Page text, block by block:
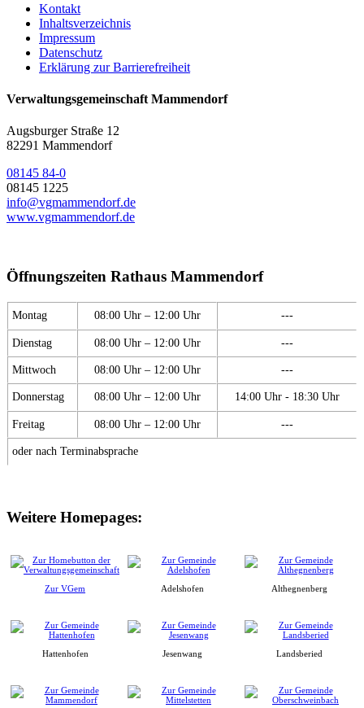
Kontakt
Inhaltsverzeichnis
Impressum
Datenschutz
Erklärung zur Barrierefreiheit
Verwaltungsgemeinschaft Mammendorf
Augsburger Straße 12
82291 Mammendorf
08145 84-0
08145 1225
info@vgmammendorf.de
www.vgmammendorf.de
Öffnungszeiten Rathaus Mammendorf
Montag 08:00 Uhr – 12:00 Uhr ---
Dienstag 08:00 Uhr – 12:00 Uhr ---
Mittwoch 08:00 Uhr – 12:00 Uhr ---
Donnerstag 08:00 Uhr – 12:00 Uhr 14:00 Uhr - 18:30 Uhr
Freitag 08:00 Uhr – 12:00 Uhr ---
oder nach Terminabsprache
Weitere Homepages:
Zur VGem Adelshofen Althegnenberg
Hattenhofen Jesenwang Landsberied